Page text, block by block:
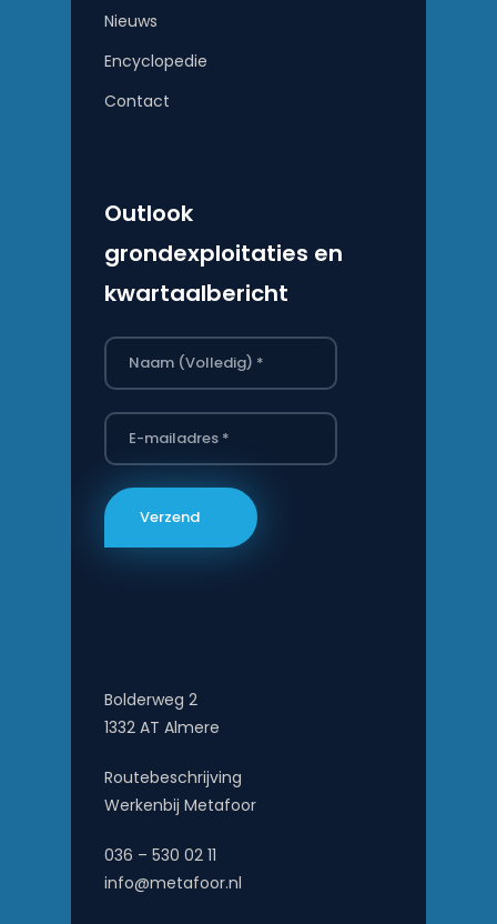
Nieuws
Encyclopedie
Contact
Outlook
grondexploitaties en
kwartaalbericht
Bolderweg 2
1332 AT Almere
Routebeschrijving
Werkenbij Metafoor
036 – 530 02 11
info@metafoor.nl